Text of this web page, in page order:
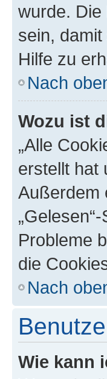
wurde.
sein,
Hilfe zu
Nach
Wozu ist
„Alle
erstellt hat
Außerdem
Probleme
die
Nach
Wie kann